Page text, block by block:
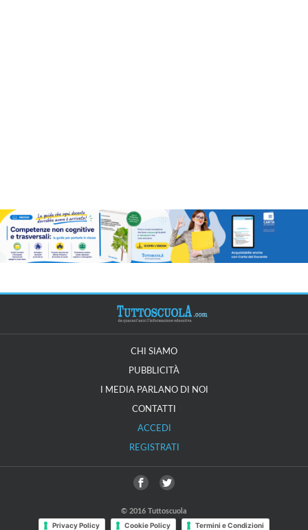
CHI SIAMO
PUBBLICITÀ
I MEDIA PARLANO DI NOI
CONTATTI
ACCEDI
REGISTRATI
© 2016 Tuttoscuola
Privacy Policy Cookie Policy Termini e Condizioni